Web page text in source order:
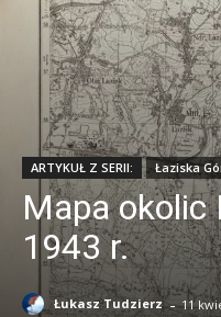
ARTYKUŁ Z SERII: Łaziska
Mapa okolic
1943 r.
Łukasz Tudzierz - 11